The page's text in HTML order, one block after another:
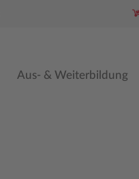
Aus- & Weiterbildung